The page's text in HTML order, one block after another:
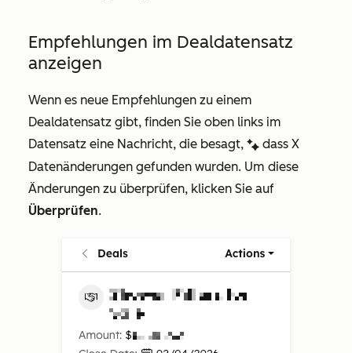
Empfehlungen im Dealdatensatz
anzeigen
Wenn es neue Empfehlungen zu einem
Dealdatensatz gibt, finden Sie oben links im
Datensatz eine Nachricht, die besagt, artificialIntelligenceEnhanced dass X
Datenänderungen gefunden wurden. Um diese
Änderungen zu überprüfen, klicken Sie auf
Überprüfen.